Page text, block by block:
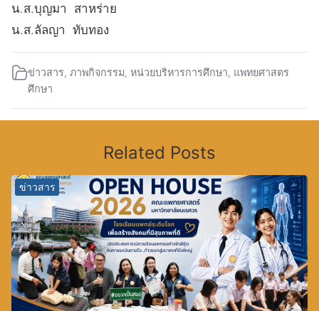
น.ส.บุญมา สาหร่าย
น.ส.ลัลญา ทับทอง
ข่าวสาร,ภาพกิจกรรม,หน่วยบริหารการศึกษา, แพทยศาสตร
ศึกษา
Related Posts
ข่าวสาร